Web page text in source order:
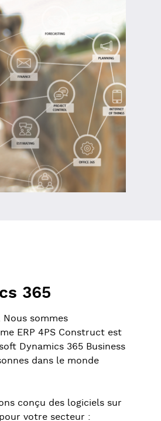
365
sommes
ERP 4PS Construct est
Dynamics 365 Business
dans le monde
conçu des logiciels sur
votre secteur :